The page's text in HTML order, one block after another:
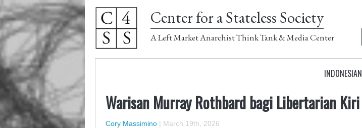
Center for a Stateless Society
A Left Market Anarchist Think Tank & Media Center
INDONESIAN
Warisan Murray Rothbard bagi Libertarian Kiri
Cory Massimino | March 19th, 2026